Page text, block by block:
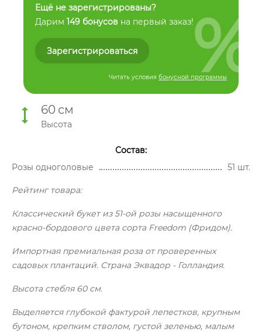
Ещё не зарегистрированы?
Дарим 149 бонусов на первый заказ!
Зарегистрироваться
Читать условия бонусной программы
%
60 см
Высота
Состав:
Розы одноголовые
51 шт.
Рейтинг товара:
Классический букет из 51-ой розы насыщенного
красно-бордового цвета сорта Freedom (Фридом).
Импортная премиальная роза от проверенных
садовых плантаций. Страна Эквадор - Голландия.
Высота стебля 60 см.
Выделяется глубокой фактурой лепестков, крупным
бутоном, крепким стволом, густой зеленью, малым